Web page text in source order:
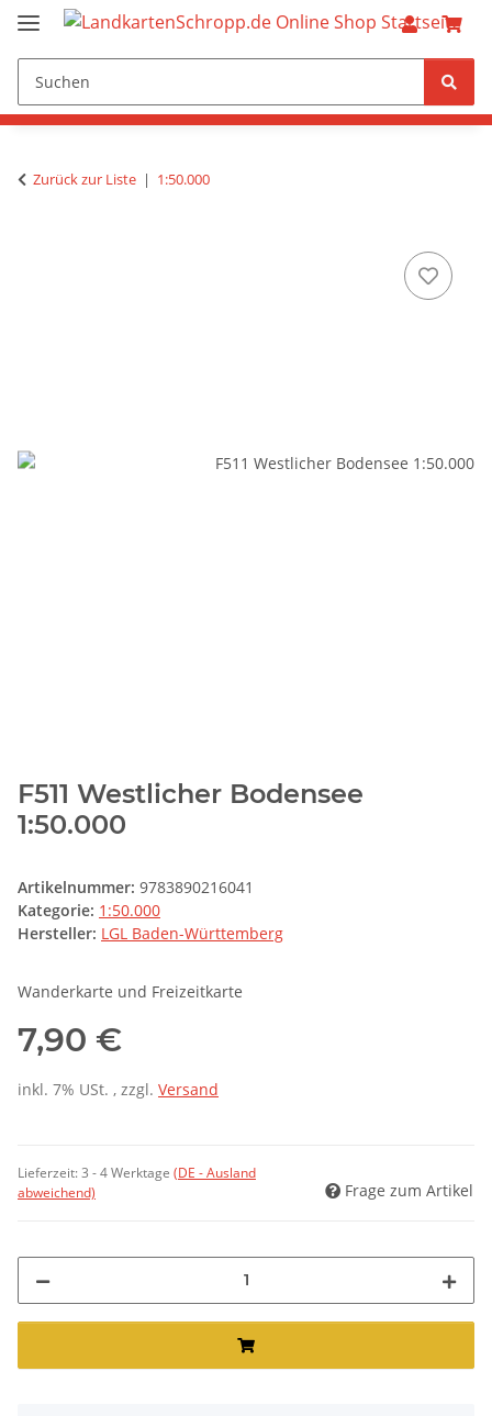
Zurück zur Liste 1:50.000
F511 Westlicher Bodensee
1:50.000
Artikelnummer: 9783890216041
Kategorie: 1:50.000
Hersteller: LGL Baden-Württemberg
Wanderkarte und Freizeitkarte
7,90 €
inkl. 7% USt. , zzgl. Versand
Lieferzeit:3 - 4 Werktage (DE - Ausland
abweichend)
Frage zum Artikel